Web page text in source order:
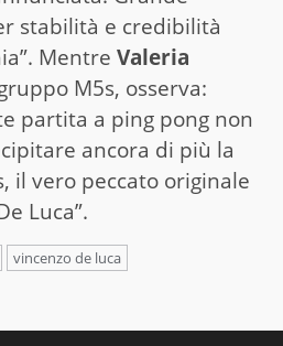
stabilità e credibilità
Mentre Valeria
M5s, osserva:
partita a ping pong non
ancora di più la
il vero peccato originale
Luca”.
vincenzo de luca